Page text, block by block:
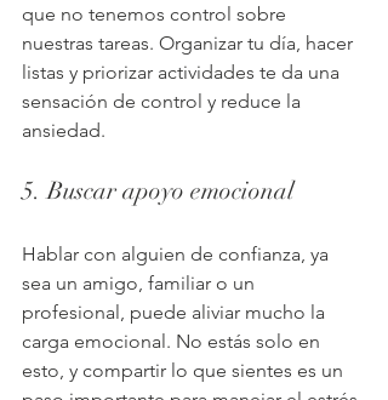
que no tenemos control sobre
nuestras tareas. Organizar tu día, hacer
listas y priorizar actividades te da una
sensación de control y reduce la
ansiedad.
5. Buscar apoyo emocional
Hablar con alguien de confianza, ya
sea un amigo, familiar o un
profesional, puede aliviar mucho la
carga emocional. No estás solo en
esto, y compartir lo que sientes es un